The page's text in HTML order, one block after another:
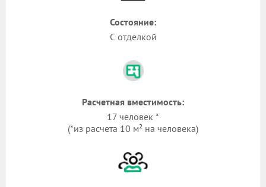
Состояние:
С отделкой
Расчетная вместимость:
17 человек *
(*из расчета 10 м² на человека)